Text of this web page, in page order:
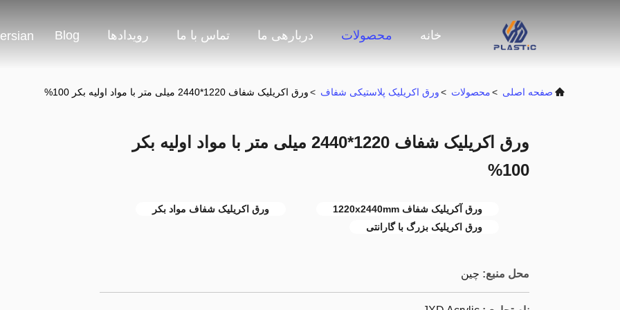
خانه محصولات دربارهی ما تماس با ما رویدادها Blog
صفحه اصلی >محصولات >ورق اکریلیک پلاستیکی شفاف >ورق اکریلیک شفاف 1220*2440 میلی متر با مواد اولیه بکر 100%
ورق اکریلیک شفاف 1220*2440 میلی متر با مواد اولیه بکر
100%
ورق آکریلیک شفاف 1220x2440mm
ورق اکریلیک شفاف مواد بکر
ورق اکریلیک بزرگ با گارانتی
محل منبع: چین